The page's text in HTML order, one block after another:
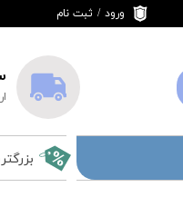
ورود / ثبت نام
تغییر گذر واژه
سفارشات
خروج از حساب